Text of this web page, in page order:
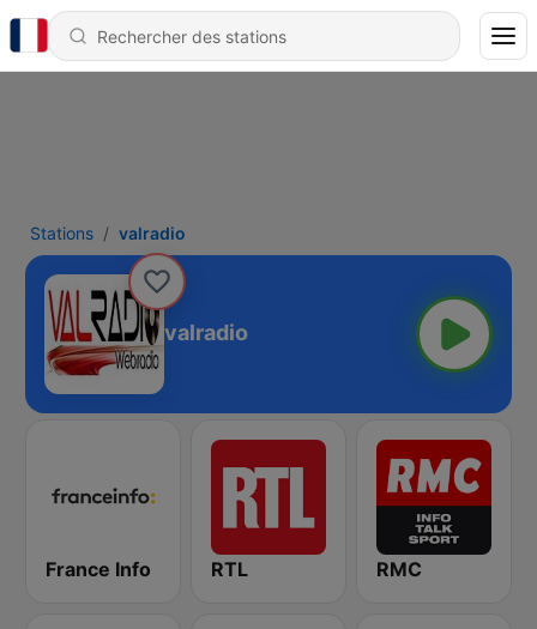
Stations valradio
valradio
France Info RTL RMC